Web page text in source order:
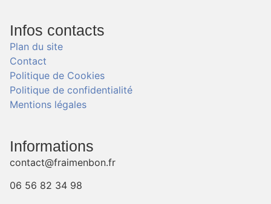
Infos contacts
Plan du site
Contact
Politique de Cookies
Politique de confidentialité
Mentions légales
Informations
contact@fraimenbon.fr
06 56 82 34 98